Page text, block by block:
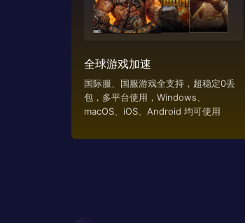
全球游戏加速
国际服、国服游戏全支持，超稳定0丢
包，多平台使用，Windows、
macOS、iOS、Android 均可使用